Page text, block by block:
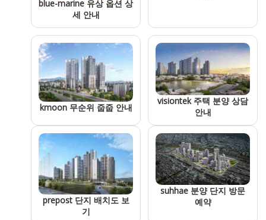
blue-marine 유상 옵션 상
세 안내
kmoon 무순위 줍줍 안내
visiontek 주택 분양 상담
안내
prepost 단지 배치도 보
기
suhhae 분양 단지 방문
예약